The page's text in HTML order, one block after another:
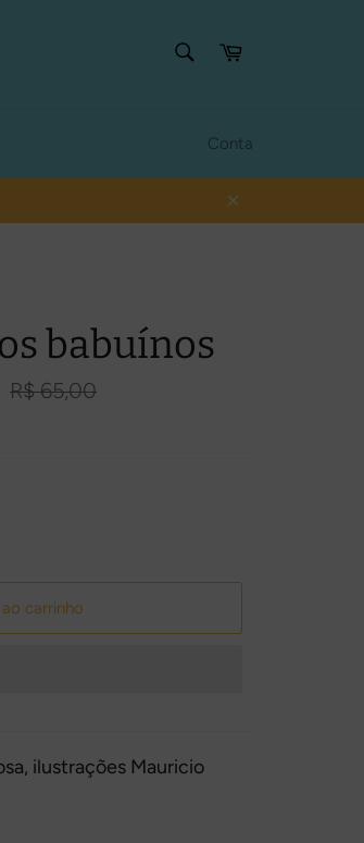
Conta
Fechar
babuínos
Preço
normal
R$ 65,00
carrinho
, ilustrações Mauricio